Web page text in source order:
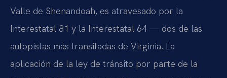
Valle de Shenandoah, es atravesado por la
Interestatal 81 y la Interestatal 64 — dos de las
autopistas más transitadas de Virginia. La
aplicación de la ley de tránsito por parte de la